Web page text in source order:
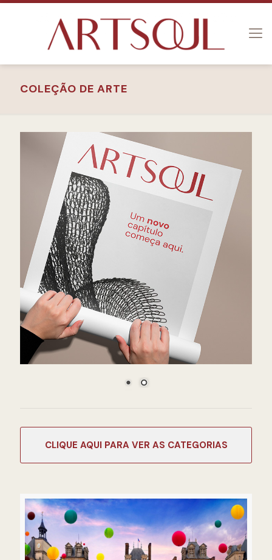
COLEÇÃO DE ARTE
CATEGORIAS